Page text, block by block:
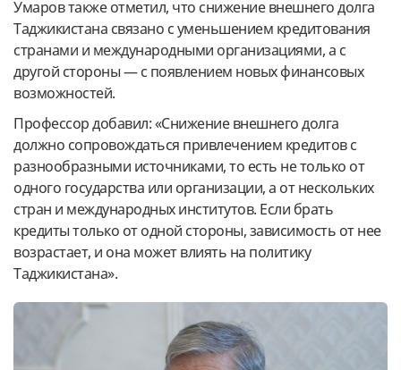
Умаров также отметил, что снижение внешнего долга
Таджикистана связано с уменьшением кредитования
странами и международными организациями, а с
другой стороны — с появлением новых финансовых
возможностей.
Профессор добавил: «Снижение внешнего долга
должно сопровождаться привлечением кредитов с
разнообразными источниками, то есть не только от
одного государства или организации, а от нескольких
стран и международных институтов. Если брать
кредиты только от одной стороны, зависимость от нее
возрастает, и она может влиять на политику
Таджикистана».